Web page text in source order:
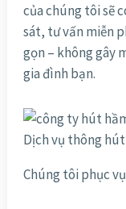
của chúng tôi sẽ
sát, tư vấn miễn
gọn – không gây
gia đình bạn.
Dịch vụ thông
Chúng tôi phục vụ